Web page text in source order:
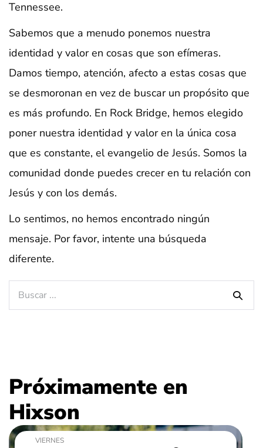
Tennessee.
Sabemos que a menudo ponemos nuestra
identidad y valor en cosas que son efímeras.
Damos tiempo, atención, afecto a estas cosas que
se desmoronan en vez de buscar un propósito que
es más profundo. En Rock Bridge, hemos elegido
poner nuestra identidad y valor en la única cosa
que es constante, el evangelio de Jesús. Somos la
comunidad donde puedes crecer en tu relación con
Jesús y con los demás.
Lo sentimos, no hemos encontrado ningún
mensaje. Por favor, intente una búsqueda
diferente.
Buscar:
Próximamente en
Hixson
VIERNES